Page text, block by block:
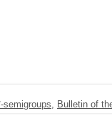
semigroups, Bulletin of